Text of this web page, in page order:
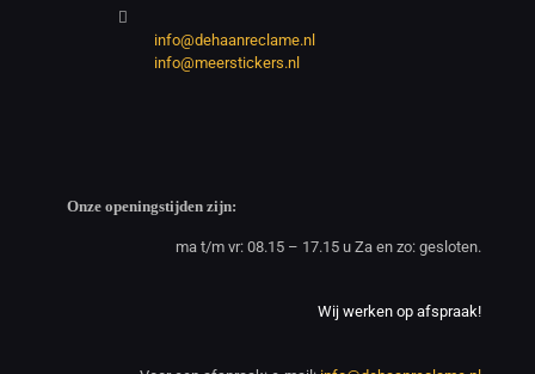
info@dehaanreclame.nl
info@meerstickers.nl
Onze openingstijden zijn:
ma t/m vr: 08.15 – 17.15 u Za en zo: gesloten.
Wij werken op afspraak!